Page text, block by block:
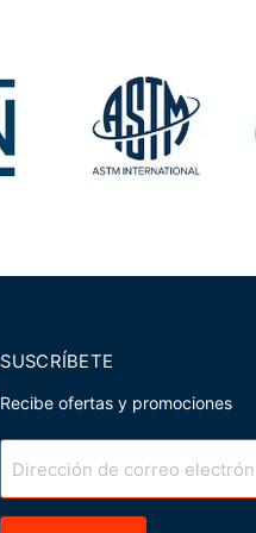
SUSCRÍBETE
Recibe ofertas y promociones
Dirección de correo